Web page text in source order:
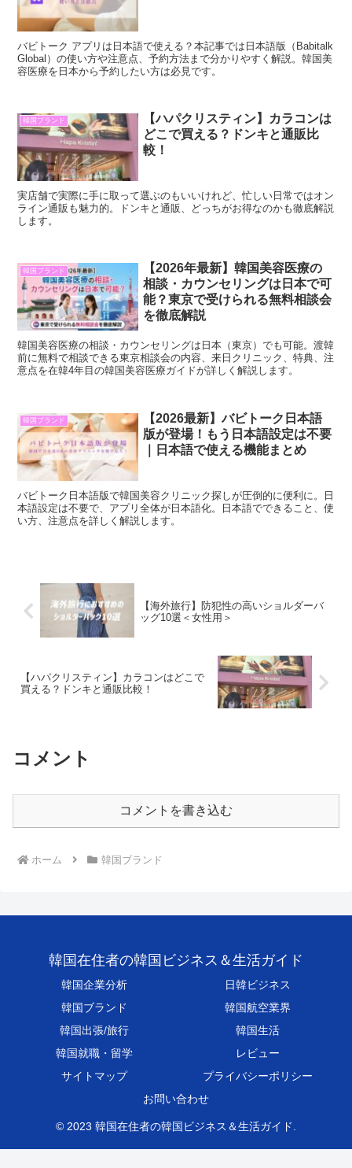
バビトーク アプリは日本語で使える？本記事では日本語版（Babitalk
Global）の使い方や注意点、予約方法まで分かりやすく解説。韓国美
容医療を日本から予約したい方は必見です。
韓国ブランド
【ハパクリスティン】カラコンは
どこで買える？ドンキと通販比
較！
実店舗で実際に手に取って選ぶのもいいけれど、忙しい日常ではオン
ライン通販も魅力的。ドンキと通販、どっちがお得なのかも徹底解説
します。
韓国ブランド
【2026年最新】韓国美容医療の
相談・カウンセリングは日本で可
能？東京で受けられる無料相談会
を徹底解説
韓国美容医療の相談・カウンセリングは日本（東京）でも可能。渡韓
前に無料で相談できる東京相談会の内容、来日クリニック、特典、注
意点を在韓4年目の韓国美容医療ガイドが詳しく解説します。
韓国ブランド
【2026最新】バビトーク日本語
版が登場！もう日本語設定は不要
｜日本語で使える機能まとめ
バビトーク日本語版で韓国美容クリニック探しが圧倒的に便利に。日
本語設定は不要で、アプリ全体が日本語化。日本語でできること、使
い方、注意点を詳しく解説します。
【海外旅行】防犯性の高いショルダーバ
ッグ10選＜女性用＞
【ハパクリスティン】カラコンはどこで
買える？ドンキと通販比較！
コメント
コメントを書き込む
ホーム 韓国ブランド
韓国在住者の韓国ビジネス＆生活ガイド
韓国企業分析
日韓ビジネス
韓国ブランド
韓国航空業界
韓国出張/旅行
韓国生活
韓国就職・留学
レビュー
サイトマップ
プライバシーポリシー
お問い合わせ
© 2023 韓国在住者の韓国ビジネス＆生活ガイド.